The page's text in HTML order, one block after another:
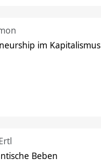
im Kapitalismus
Beben